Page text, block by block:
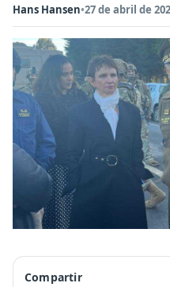
Hans Hansen•27 de abril de
Compartir